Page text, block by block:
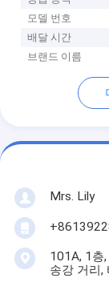
모델 번호
배달 시간
브랜드 이름
Mrs. Lily
101A, 1층
송강 거리,